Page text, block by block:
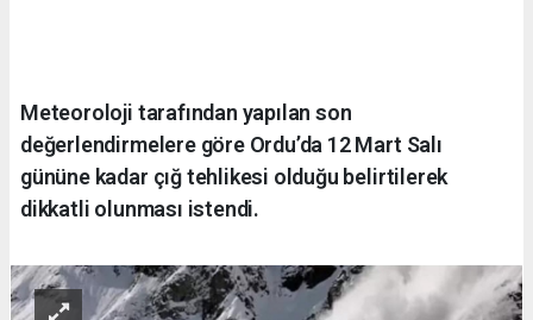
Meteoroloji tarafından yapılan son
değerlendirmelere göre Ordu’da 12 Mart Salı
gününe kadar çığ tehlikesi olduğu belirtilerek
dikkatli olunması istendi.